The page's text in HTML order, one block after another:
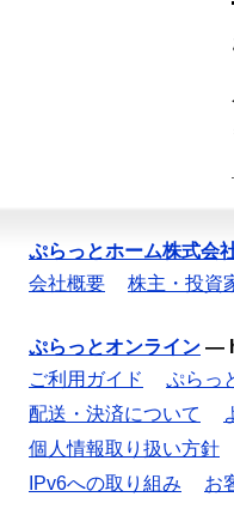
ぷらっとホーム株式会
会社概要
株主・投資
ぷらっとオンライン —
ご利用ガイド
ぷらっ
配送・決済について
個人情報取り扱い方針
IPv6への取り組み
お